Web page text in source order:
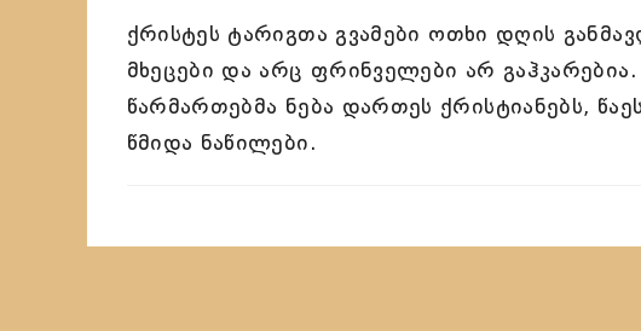
ქრისტეს ტარიგთა გვამები ოთხი დღის
მხეცები და არც ფრინველები არ
წარმართებმა ნება დართეს ქრისტიანებს,
წმიდა ნაწილები.